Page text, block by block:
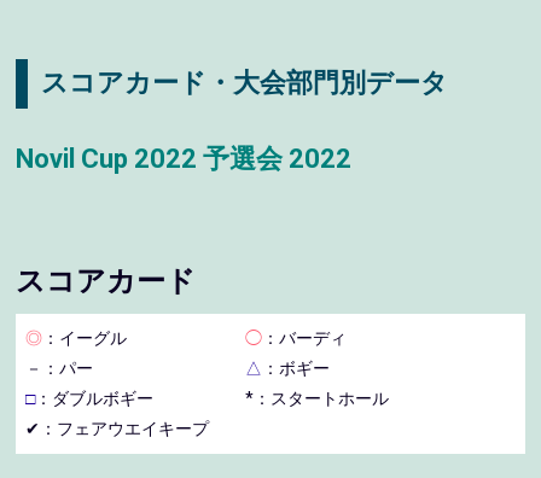
スコアカード・大会部門別データ
Novil Cup 2022 予選会 2022
スコアカード
◎ ：イーグル ◯ ：バーディ
－
：パー △ ：ボギー
□：ダブルボギー
*：スタートホール
✔：フェアウエイキープ